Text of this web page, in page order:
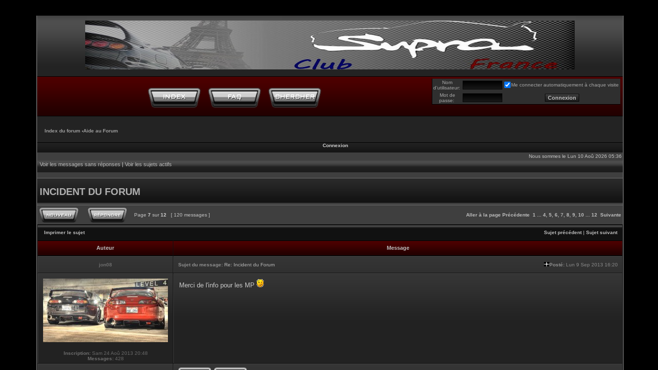
Nom
d’utilisateur:
Me connecter automatiquement à chaque visite
Mot de
passe:
Index du forum ‹Aide au Forum
Connexion
Nous sommes le Lun 10 Aoû 2026 05:36
Voir les messages sans réponses|Voir les sujets actifs
INCIDENT DU FORUM
Page 7 sur 12 [ 120 messages ] Aller à la page Précédente 1 4 5 6 7 8 9 10 12 Suivante
Imprimer le sujet Sujet précédent| Sujet suivant
Auteur Message
jon08 Sujet du message: Re: Incident du Forum Posté: Lun 9 Sep 2013 16:20
Inscription:Sam 24 Aoû 2013 20:48
Messages:428
Merci de l'info pour les MP